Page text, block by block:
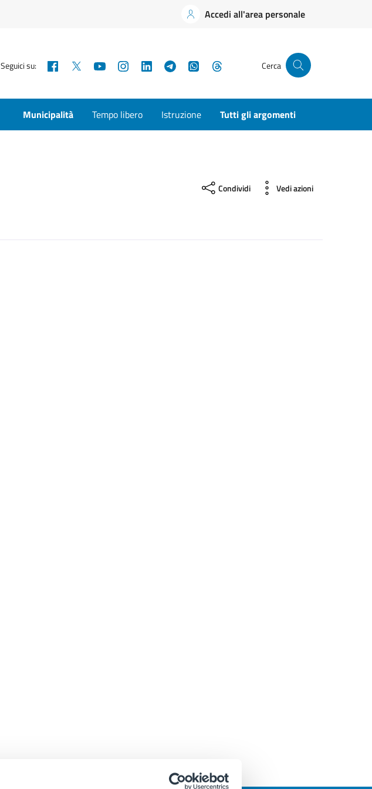
Accedi all'area personale
Seguici su: Facebook YouTubeInstagramLinkedInTelegramWhatsApp Cerca
Municipalità Tempo libero Istruzione Tutti gli argomenti
Condividi Vedi azioni